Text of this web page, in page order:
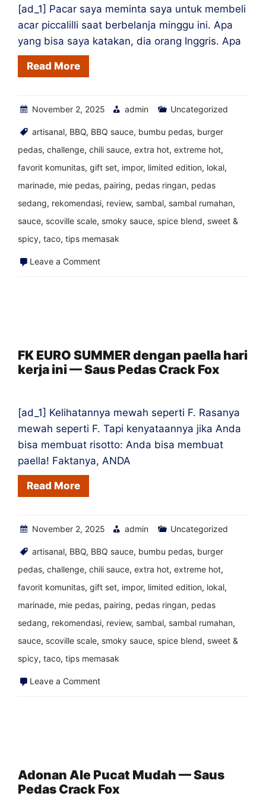
Crack
[ad_1] Pacar saya meminta saya untuk membeli
acar piccalilli saat berbelanja minggu ini. Apa
yang bisa saya katakan, dia orang Inggris. Apa
Read More
November 2, 2025 admin Uncategorized
artisanal, BBQ, BBQ sauce, bumbu pedas, burger
pedas, challenge, chili sauce, extra hot, extreme hot,
favorit komunitas, gift set, impor, limited edition, lokal,
marinade, mie pedas, pairing, pedas ringan, pedas
sedang, rekomendasi, review, sambal, sambal rumahan,
sauce, scoville scale, smoky sauce, spice blend, sweet &
spicy, taco, tips memasak
Leave a Commenton
—
Saus
Fox
FK EURO SUMMER dengan paella hari
kerja ini — Saus Pedas Crack Fox
[ad_1] Kelihatannya mewah seperti F. Rasanya
mewah seperti F. Tapi kenyataannya jika Anda
bisa membuat risotto: Anda bisa membuat
paella! Faktanya, ANDA
Read More
November 2, 2025 admin Uncategorized
artisanal, BBQ, BBQ sauce, bumbu pedas, burger
pedas, challenge, chili sauce, extra hot, extreme hot,
favorit komunitas, gift set, impor, limited edition, lokal,
marinade, mie pedas, pairing, pedas ringan, pedas
sedang, rekomendasi, review, sambal, sambal rumahan,
sauce, scoville scale, smoky sauce, spice blend, sweet &
spicy, taco, tips memasak
Leave a Commenton
paella
hari
Adonan Ale Pucat Mudah — Saus
Pedas Crack Fox